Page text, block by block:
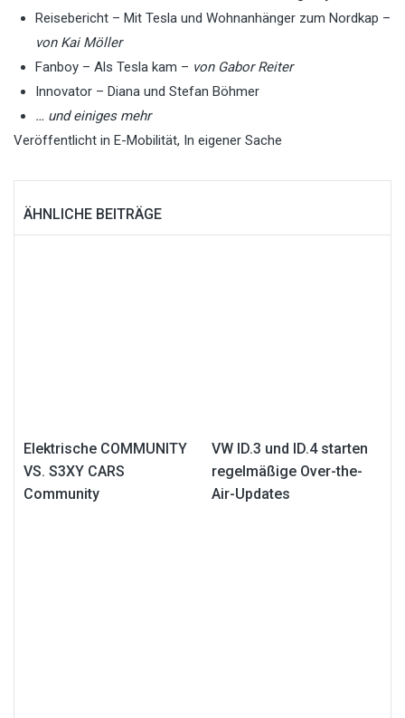
Reisebericht – Mit Tesla und Wohnanhänger zum Nordkap –
von Kai Möller
Fanboy – Als Tesla kam – von Gabor Reiter
Innovator – Diana und Stefan Böhmer
… und einiges mehr
Veröffentlicht in E-Mobilität, In eigener Sache
ÄHNLICHE BEITRÄGE
Elektrische COMMUNITY
VS. S3XY CARS
Community
VW ID.3 und ID.4 starten
regelmäßige Over-the-
Air-Updates